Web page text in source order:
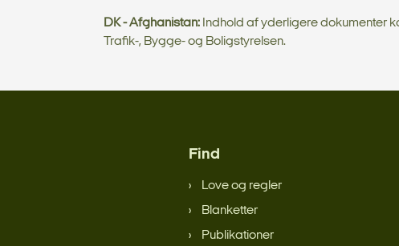
DK - Afghanistan: Indhold af yderligere dokumenter
Trafik-, Bygge- og Boligstyrelsen.
Find
Love og regler
Blanketter
Publikationer